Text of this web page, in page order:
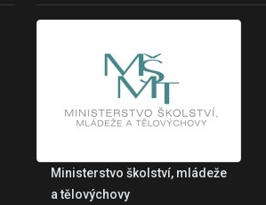
Ministerstvo školství, mládeže
a tělovýchovy